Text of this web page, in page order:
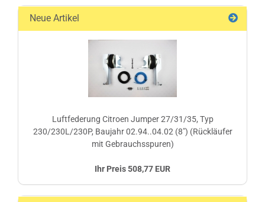
Neue Artikel
Luftfederung Citroen Jumper 27/31/35, Typ
230/230L/230P, Baujahr 02.94..04.02 (8") (Rückläufer
mit Gebrauchsspuren)
Ihr Preis 508,77 EUR